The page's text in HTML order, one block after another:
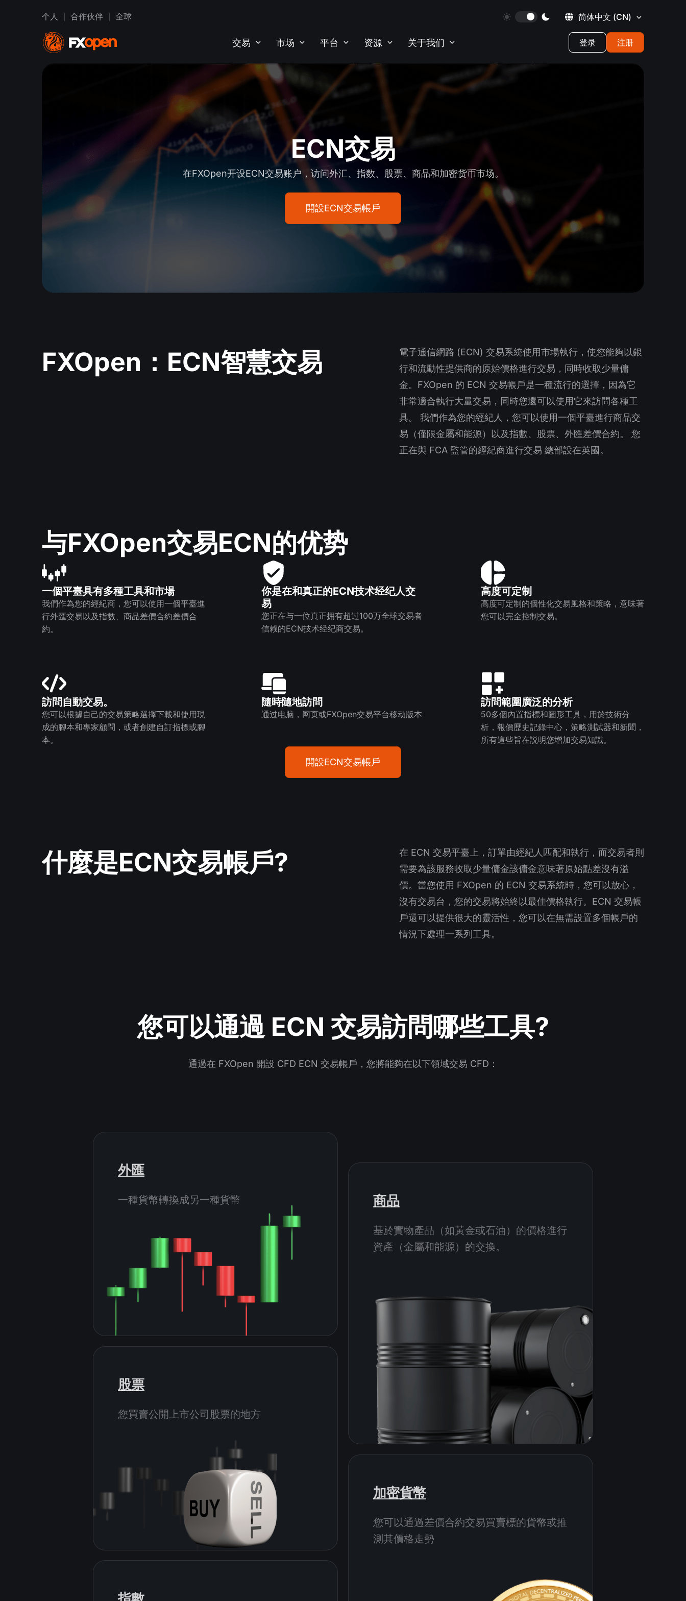
个人 合作伙伴 全球 简体中文 (CN)
交易 市场 平台 资源 关于我们 登录 注册
ECN交易
在FXOpen开设ECN交易账户，访问外汇、指数、股票、商品和加密货币市场。
開設ECN交易帳戶
FXOpen：ECN智慧交易
電子通信網路 (ECN) 交易系統使用市場執行，使您能夠以銀
行和流動性提供商的原始價格進行交易，同時收取少量傭
金。FXOpen 的 ECN 交易帳戶是一種流行的選擇，因為它
非常適合執行大量交易，同時您還可以使用它來訪問各種工
具。 我們作為您的經紀人，您可以使用一個平臺進行商品交
易（僅限金屬和能源）以及指數、股票、外匯差價合約。 您
正在與 FCA 監管的經紀商進行交易 總部設在英國。
与FXOpen交易ECN的优势
一個平臺具有多種工具和市場
我們作為您的經紀商，您可以使用一個平臺進
行外匯交易以及指數、商品差價合約差價合
約。
你是在和真正的ECN技术经纪人交
易
您正在与一位真正拥有超过100万全球交易者
信赖的ECN技术经纪商交易。
高度可定制
高度可定制的個性化交易風格和策略，意味著
您可以完全控制交易。
訪問自動交易。
您可以根據自己的交易策略選擇下載和使用現
成的腳本和專家顧問，或者創建自訂指標或腳
本。
隨時隨地訪問
通过电脑，网页或FXOpen交易平台移动版本
訪問範圍廣泛的分析
50多個內置指標和圖形工具，用於技術分
析，報價歷史記錄中心，策略測試器和新聞，
所有這些旨在説明您增加交易知識。
開設ECN交易帳戶
什麼是ECN交易帳戶?
在 ECN 交易平臺上，訂單由經紀人匹配和執行，而交易者則
需要為該服務收取少量傭金該傭金意味著原始點差沒有溢
價。當您使用 FXOpen 的 ECN 交易系統時，您可以放心，
沒有交易台，您的交易將始終以最佳價格執行。ECN 交易帳
戶還可以提供很大的靈活性，您可以在無需設置多個帳戶的
情況下處理一系列工具。
您可以通過 ECN 交易訪問哪些工具?
通過在 FXOpen 開設 CFD ECN 交易帳戶，您將能夠在以下領域交易 CFD：
外匯
一種貨幣轉換成另一種貨幣 商品
基於實物產品（如黃金或石油）的價格進行
資產（金屬和能源）的交換。
股票
您買賣公開上市公司股票的地方
加密貨幣
您可以通過差價合約交易買賣標的貨幣或推
測其價格走勢